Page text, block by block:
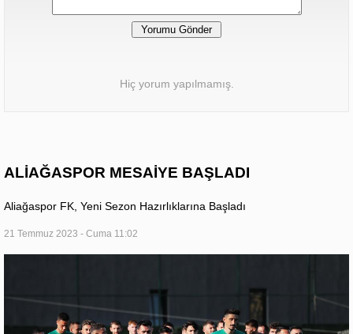
Hiç yorum yapılmamış.
ALİAĞASPOR MESAİYE BAŞLADI
Aliağaspor FK, Yeni Sezon Hazırlıklarına Başladı
21 Temmuz 2023 - Cuma 11:02